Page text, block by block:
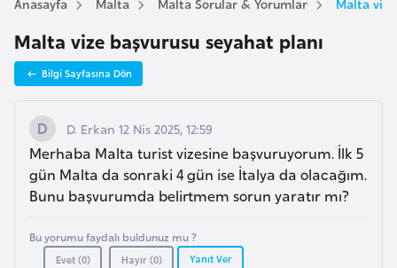
z
e
İ
ş
l
e
m
l
e
r
i
Malta vize başvurusu seyahat planı
Bilgi Sayfasına Dön
D. Erkan 12 Nis 2025, 12:59
Merhaba Malta turist vizesine başvuruyorum. İlk 5
gün Malta da sonraki 4 gün ise İtalya da olacağım.
Bunu başvurumda belirtmem sorun yaratır mı?
Bu yorumu faydalı buldunuz mu ?
Evet (0) Hayır (0) Yanıt Ver
A
u
s
t
u
y